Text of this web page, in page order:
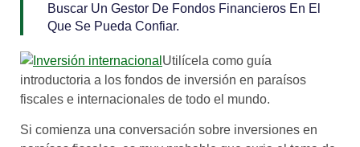
Buscar Un Gestor De Fondos Financieros En El
Que Se Pueda Confiar.
Utilícela como guía
introductoria a los fondos de inversión en paraísos
fiscales e internacionales de todo el mundo.
Si comienza una conversación sobre inversiones en